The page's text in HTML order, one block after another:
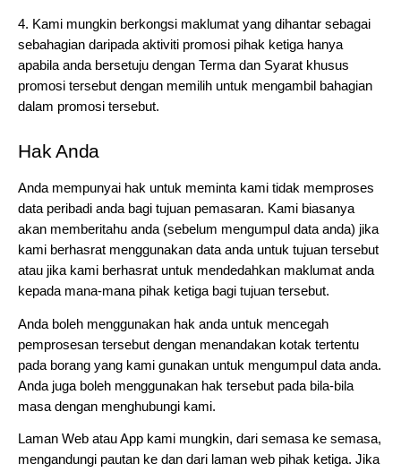
4. Kami mungkin berkongsi maklumat yang dihantar sebagai
sebahagian daripada aktiviti promosi pihak ketiga hanya
apabila anda bersetuju dengan Terma dan Syarat khusus
promosi tersebut dengan memilih untuk mengambil bahagian
dalam promosi tersebut.
Hak Anda
Anda mempunyai hak untuk meminta kami tidak memproses
data peribadi anda bagi tujuan pemasaran. Kami biasanya
akan memberitahu anda (sebelum mengumpul data anda) jika
kami berhasrat menggunakan data anda untuk tujuan tersebut
atau jika kami berhasrat untuk mendedahkan maklumat anda
kepada mana-mana pihak ketiga bagi tujuan tersebut.
Anda boleh menggunakan hak anda untuk mencegah
pemprosesan tersebut dengan menandakan kotak tertentu
pada borang yang kami gunakan untuk mengumpul data anda.
Anda juga boleh menggunakan hak tersebut pada bila-bila
masa dengan menghubungi kami.
Laman Web atau App kami mungkin, dari semasa ke semasa,
mengandungi pautan ke dan dari laman web pihak ketiga. Jika